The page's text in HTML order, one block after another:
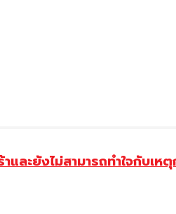
ละยังไม่สามารถทำใจกับเห